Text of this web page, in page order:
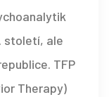
století, ale
TFP
Therapy)